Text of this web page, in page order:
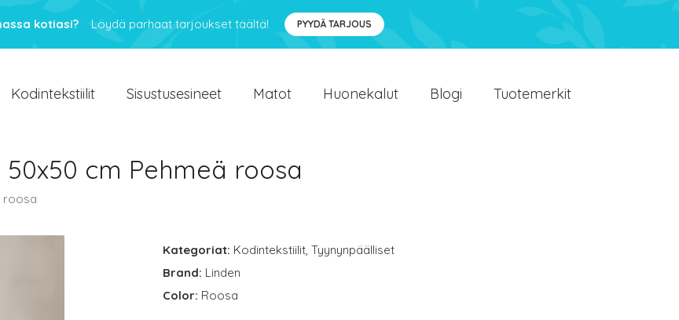
kotiasi? Löydä parhaat tarjoukset täältä! PYYDÄ TARJOUS
Kodintekstiilit Sisustusesineet Matot Huonekalut Blogi Tuotemerkit
cm Pehmeä roosa
roosa
Kategoriat: Kodintekstiilit, Tyynynpäälliset
Brand: Linden
Color: Roosa